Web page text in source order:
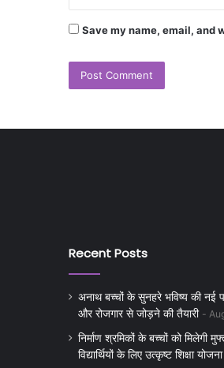
Save my name, email, and
Recent Posts
अनाथ बच्चों के सुनहरे भविष्य की नई
और रोजगार से जोड़ने की तैयारी
निर्माण श्रमिकों के बच्चों को मिलेगी
विद्यार्थियों के लिए उत्कृष्ट शिक्षा